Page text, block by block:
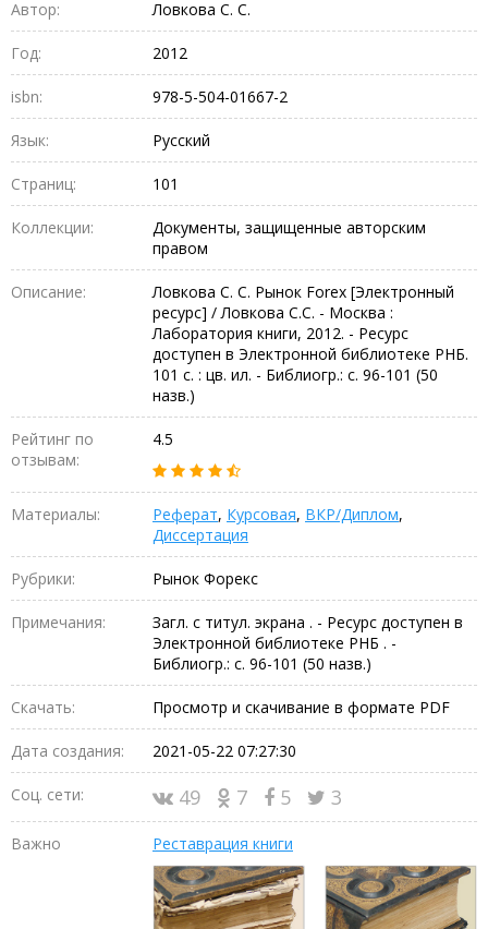
Автор: Ловкова С. С.
Год: 2012
isbn: 978-5-504-01667-2
Язык: Русский
Страниц: 101
Коллекции:
Документы, защищенные авторским
правом
Описание:
Ловкова С. С. Рынок Forex [Электронный
ресурс] / Ловкова С.С. - Москва :
Лаборатория книги, 2012. - Ресурс
доступен в Электронной библиотеке РНБ.
101 с. : цв. ил. - Библиогр.: с. 96-101 (50
назв.)
Рейтинг по
отзывам:
4.5
Материалы: Реферат, Курсовая, ВКР/Диплом,
Диссертация
Рубрики: Рынок Форекс
Примечания:
Загл. с титул. экрана . - Ресурс доступен в
Электронной библиотеке РНБ . -
Библиогр.: с. 96-101 (50 назв.)
Скачать: Просмотр и скачивание в формате PDF
Дата создания: 2021-05-22 07:27:30
Соц. сети: 49 7 5 3
Важно Реставрация книги